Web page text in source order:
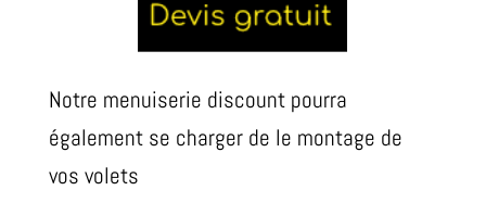
Notre menuiserie discount pourra
également se charger de le montage de
vos volets